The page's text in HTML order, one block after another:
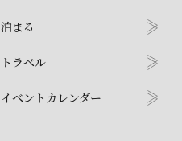
泊まる
トラベル
イベントカレンダー